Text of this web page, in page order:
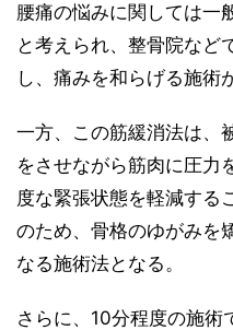
腰痛の悩みに関しては一
と考えられ、整骨院など
し、痛みを和らげる施術
一方、この筋緩消法は、
をさせながら筋肉に圧力
度な緊張状態を軽減する
のため、骨格のゆがみを
なる施術法となる。
さらに、10分程度の施術